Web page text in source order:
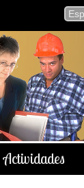
Actividades